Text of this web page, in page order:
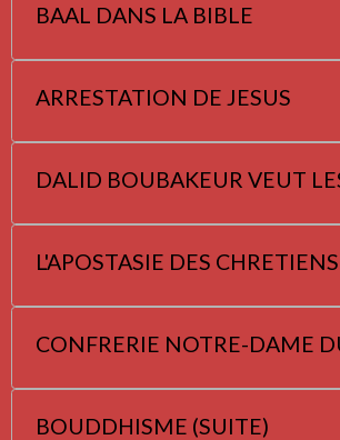
BAAL DANS LA BIBLE
ARRESTATION DE JESUS
DALID BOUBAKEUR VEUT
L'APOSTASIE DES CHRETIENS
CONFRERIE NOTRE-DAME
BOUDDHISME (SUITE)